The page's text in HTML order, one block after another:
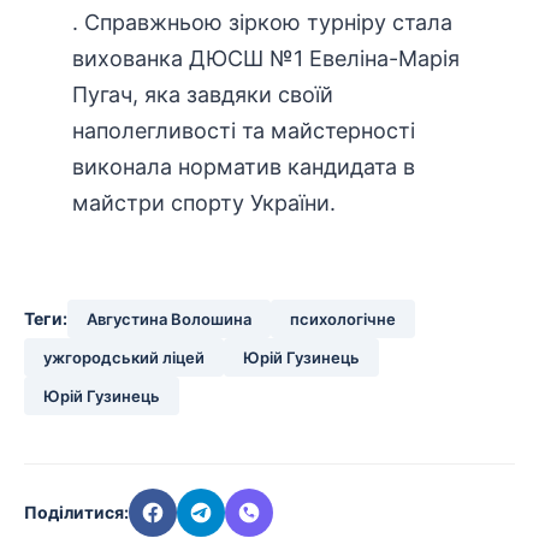
. Справжньою зіркою турніру стала
вихованка ДЮСШ №1 Евеліна-Марія
Пугач, яка завдяки своїй
наполегливості та майстерності
виконала норматив кандидата в
майстри спорту України.
Теги: Августина Волошина
психологічне
ужгородський ліцей
Юрій Гузинець
Юрій Гузинець
Поділитися: